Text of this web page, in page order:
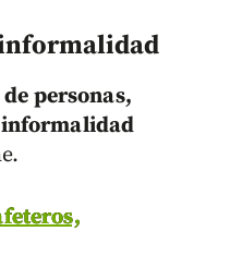
personas,